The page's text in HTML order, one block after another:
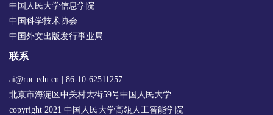
中国人民大学信息学院
中国科学技术协会
中国外文出版发行事业局
联系
ai@ruc.edu.cn | 86-10-62511257
北京市海淀区中关村大街59号中国人民大学
copyright 2021 中国人民大学高瓴人工智能学院